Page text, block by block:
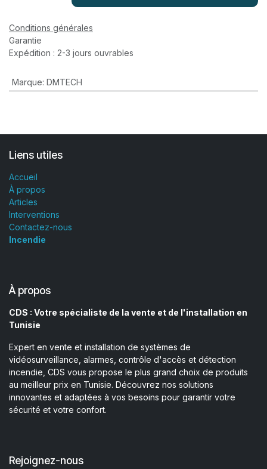
Conditions générales
Garantie
Expédition : 2-3 jours ouvrables
Marque: DMTECH
Liens utiles
Accueil
À propos
Articles
Interventions
Contactez-nous
Incendie
À propos
CDS : Votre spécialiste de la vente et de l'installation en
Tunisie
Expert en vente et installation de systèmes de
vidéosurveillance, alarmes, contrôle d'accès et détection
incendie, CDS vous propose le plus grand choix de produits
au meilleur prix en Tunisie. Découvrez nos solutions
innovantes et adaptées à vos besoins pour garantir votre
sécurité et votre confort.
Rejoignez-nous